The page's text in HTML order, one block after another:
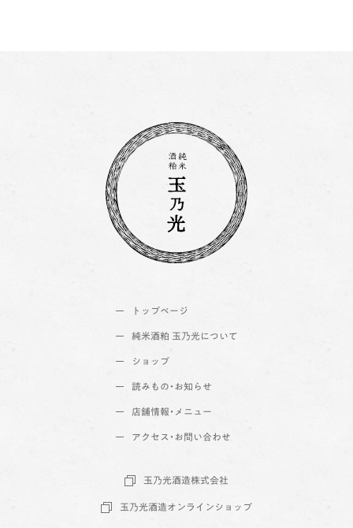
トップページ
純米酒粕 玉乃光について
ショップ
読みもの・お知らせ
店舗情報・メニュー
アクセス・お問い合わせ
玉乃光酒造株式会社
玉乃光酒造オンラインショップ